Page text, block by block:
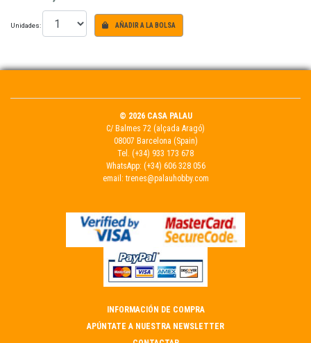
Unidades: AÑADIR A LA BOLSA
© 2026 CASA PALAU
C/ Balmes 72 (alçada Aragó)
08007 Barcelona (Spain)
Tel. (+34) 933 173 678
WhatsApp: (+34) 606 328 056
email: trenes@palauhobby.com
INFORMACIÓN DE COMPRA
APÚNTATE A NUESTRA NEWSLETTER